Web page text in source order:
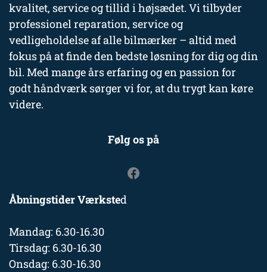
kvalitet, service og tillid i højsædet. Vi tilbyder
professionel reparation, service og
vedligeholdelse af alle bilmærker – altid med
fokus på at finde den bedste løsning for dig og din
bil. Med mange års erfaring og en passion for
godt håndværk sørger vi for, at du trygt kan køre
videre.
Følg os på
Åbningstider Værksted
Mandag: 6.30-16.30
Tirsdag: 6.30-16.30
Onsdag: 6.30-16.30